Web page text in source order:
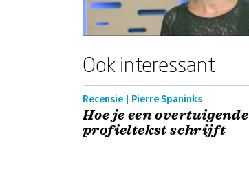
Ook interessant
Recensie | Pierre Spaninks
Hoe je een overtuigende
profieltekst schrijft